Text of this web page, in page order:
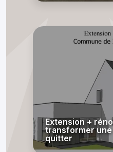
Extension +
transformer une
quitter